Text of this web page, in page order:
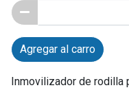
Agregar al carro
Inmovilizador de rodilla